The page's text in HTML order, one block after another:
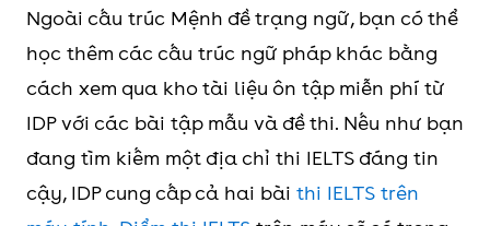
Ngoài cấu trúc Mệnh đề trạng ngữ, bạn có thể
học thêm các cấu trúc ngữ pháp khác bằng
cách xem qua kho tài liệu ôn tập miễn phí từ
IDP với các bài tập mẫu và đề thi. Nếu như bạn
đang tìm kiếm một địa chỉ thi IELTS đáng tin
cậy, IDP cung cấp cả hai bài thi IELTS trên